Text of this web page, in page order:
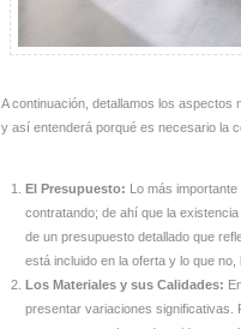
A continuación, detallamos los aspectos
y así entenderá porqué es necesario la
El Presupuesto: Lo más
contratando; de ahí que la
de un presupuesto detallado que
está incluido en la oferta y lo que
Los Materiales y sus Calidades:
presentar variaciones significativas.